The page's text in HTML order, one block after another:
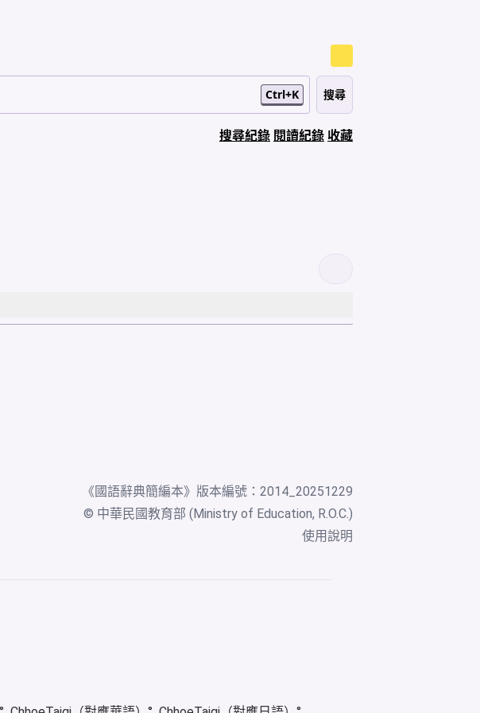
Ctrl+K
搜尋紀錄 閱讀紀錄 收藏
《國語辭典簡編本》版本編號：2014_20251229
© 中華民國教育部 (Ministry of Education, R.O.C.)
使用說明